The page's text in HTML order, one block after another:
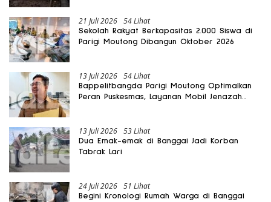
21 Juli 2026 54 Lihat
Sekolah Rakyat Berkapasitas 2.000 Siswa di
Parigi Moutong Dibangun Oktober 2026
13 Juli 2026 54 Lihat
Bappelitbangda Parigi Moutong Optimalkan
Peran Puskesmas, Layanan Mobil Jenazah
13 Juli 2026 53 Lihat
Dua Emak-emak di Banggai Jadi Korban
Tabrak Lari
24 Juli 2026 51 Lihat
Begini Kronologi Rumah Warga di Banggai